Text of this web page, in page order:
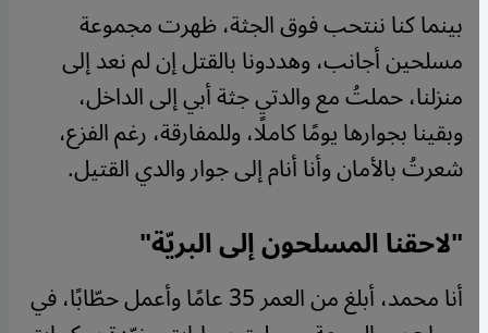
بينما كنا ننتحب فوق الجثة، ظهرت مجموعة
مسلحين أجانب، وهددونا بالقتل إن لم نعد إلى
منزلنا، حملتُ مع والدتي جثة أبي إلى الداخل،
وبقينا بجوارها يومًا كاملًا، وللمفارقة، رغم الفزع،
شعرتُ بالأمان وأنا أنام إلى جوار والدي القتيل.
"لاحقنا المسلحون إلى البريّة"
أنا محمد، أبلغ من العمر 35 عامًا وأعمل حطّابًا، في